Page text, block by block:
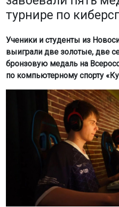
турнире по
Ученики и студенты из
выиграли две золотые, две
бронзовую медаль на
по компьютерному спорту